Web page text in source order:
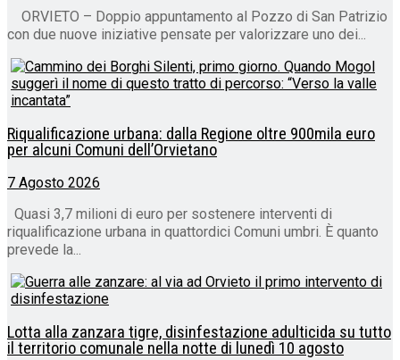
ORVIETO – Doppio appuntamento al Pozzo di San Patrizio
con due nuove iniziative pensate per valorizzare uno dei...
Riqualificazione urbana: dalla Regione oltre 900mila euro
per alcuni Comuni dell’Orvietano
7 Agosto 2026
Quasi 3,7 milioni di euro per sostenere interventi di
riqualificazione urbana in quattordici Comuni umbri. È quanto
prevede la...
Lotta alla zanzara tigre, disinfestazione adulticida su tutto
il territorio comunale nella notte di lunedì 10 agosto